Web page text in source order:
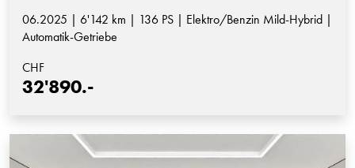
06.2025 | 6'142 km | 136 PS | Elektro/Benzin Mild-Hybrid |
Automatik-Getriebe
CHF
32'890.-